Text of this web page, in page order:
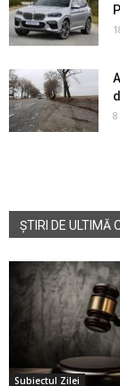
ȘTIRI DE ULTIMĂ
Subiectul Zilei